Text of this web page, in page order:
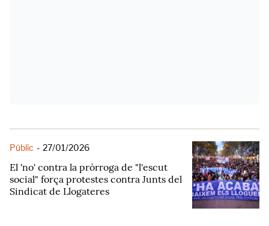
Públic - 27/01/2026
El 'no' contra la pròrroga de "l'escut
social" força protestes contra Junts del
Sindicat de Llogateres